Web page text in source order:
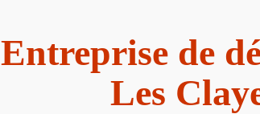
Entreprise de
Les